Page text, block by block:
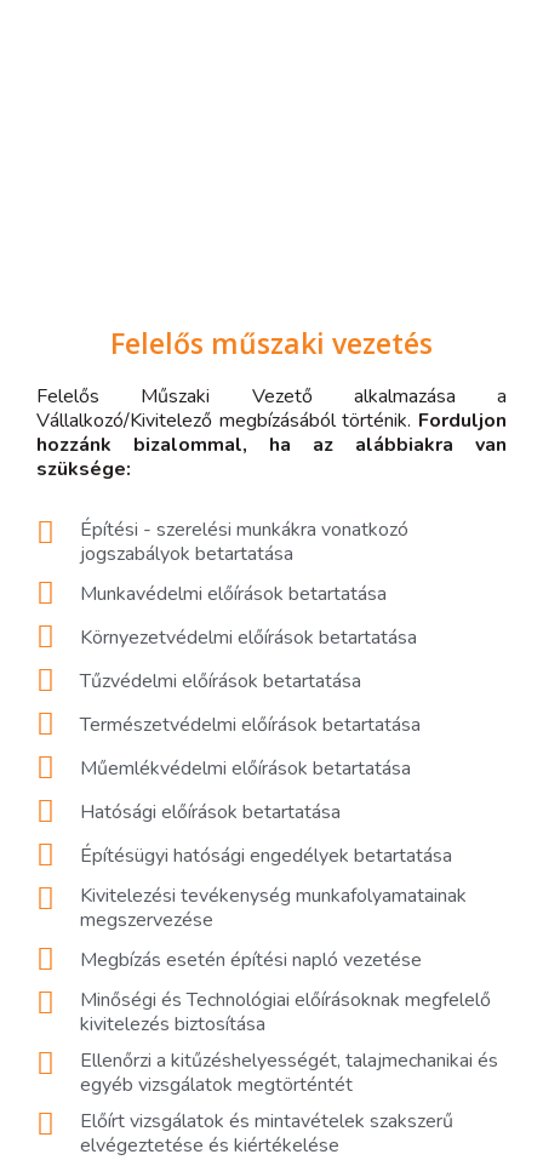
Felelős műszaki vezetés
Felelős Műszaki Vezető alkalmazása a
Vállalkozó/Kivitelező megbízásából történik. Forduljon
hozzánk bizalommal, ha az alábbiakra van
szüksége:
Építési - szerelési munkákra vonatkozó
jogszabályok betartatása
Munkavédelmi előírások betartatása
Környezetvédelmi előírások betartatása
Tűzvédelmi előírások betartatása
Természetvédelmi előírások betartatása
Műemlékvédelmi előírások betartatása
Hatósági előírások betartatása
Építésügyi hatósági engedélyek betartatása
Kivitelezési tevékenység munkafolyamatainak
megszervezése
Megbízás esetén építési napló vezetése
Minőségi és Technológiai előírásoknak megfelelő
kivitelezés biztosítása
Ellenőrzi a kitűzéshelyességét, talajmechanikai és
egyéb vizsgálatok megtörténtét
Előírt vizsgálatok és mintavételek szakszerű
elvégeztetése és kiértékelése